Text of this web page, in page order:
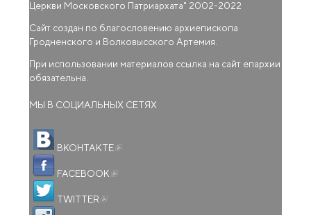
Церкви Московского Патриархата" 2002-2022
Сайт создан по благословению архиепископа
Гродненского и Волковысского Артемия.
При использовании материалов ссылка на сайт епархии
обязательна.
МЫ В СОЦИАЛЬНЫХ СЕТЯХ
ВКОНТАКТЕ
FACEBOOK
TWITTER